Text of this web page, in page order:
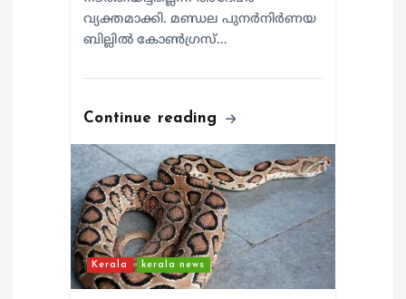
വ്യക്തമാക്കി. മണ്ഡല പുനർനിർണയ
ബില്ലിൽ കോൺഗ്രസ്…
Continue reading
Kerala kerala news